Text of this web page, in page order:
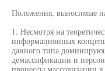
Положения, выносимые
1. Несмотря на
информационных
данного типа
демассификации и